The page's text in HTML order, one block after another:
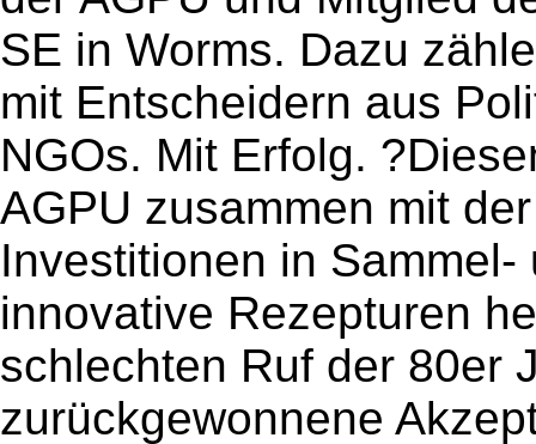
SE in Worms. Dazu
mit Entscheidern aus
NGOs. Mit Erfolg.
AGPU zusammen mit
Investitionen in
innovative Rezepturen
schlechten Ruf der 80er
zurückgewonnene